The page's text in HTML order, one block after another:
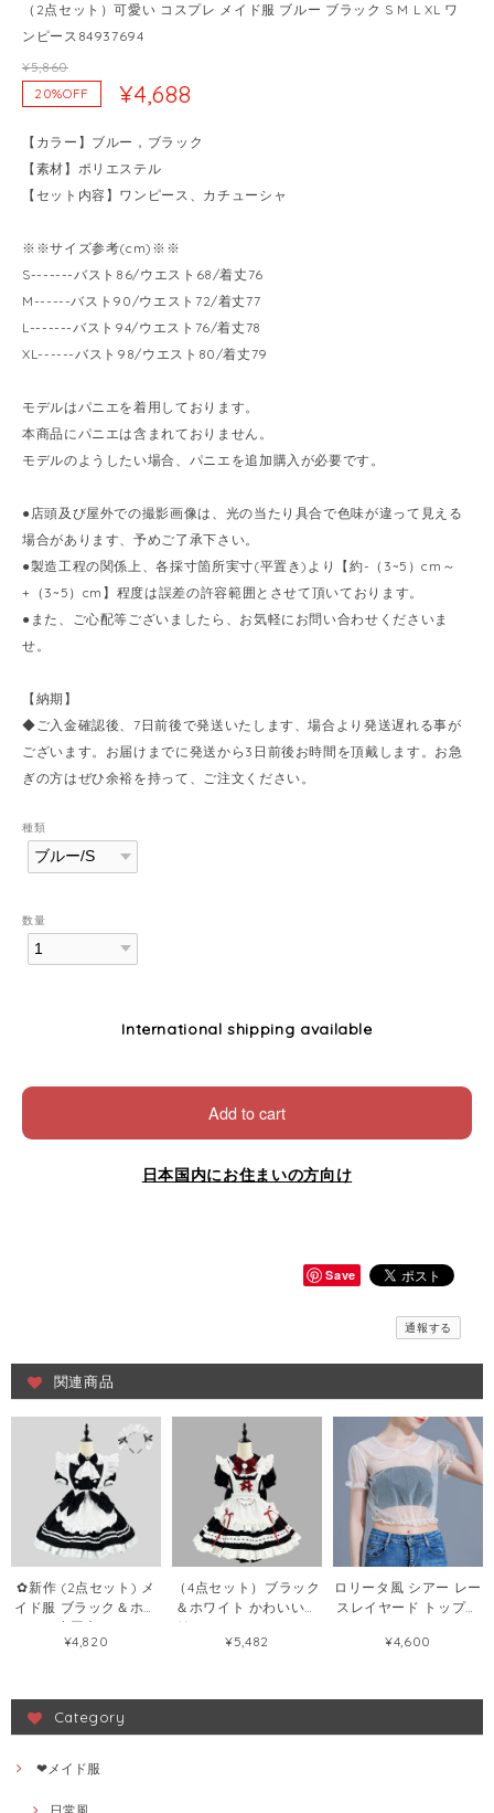
（2点セット）可愛い コスプレ メイド服 ブルー ブラック S M L XL ワ
ンピース84937694
¥5,860
20%OFF
¥4,688
【カラー】ブルー，ブラック
【素材】ポリエステル
【セット内容】ワンピース、カチューシャ
※※サイズ参考(cm)※※
S-------バスト86/ウエスト68/着丈76
M------バスト90/ウエスト72/着丈77
L-------バスト94/ウエスト76/着丈78
XL------バスト98/ウエスト80/着丈79
モデルはパニエを着用しております。
本商品にパニエは含まれておりません。
モデルのようしたい場合、パニエを追加購入が必要です。
●店頭及び屋外での撮影画像は、光の当たり具合で色味が違って見える
場合があります、予めご了承下さい。
●製造工程の関係上、各採寸箇所実寸(平置き)より【約-（3~5）cm～
+（3~5）cm】程度は誤差の許容範囲とさせて頂いております。
●また、ご心配等ございましたら、お気軽にお問い合わせくださいま
せ。
【納期】
◆ご入金確認後、7日前後で発送いたします、場合より発送遅れる事が
ございます。お届けまでに発送から3日前後お時間を頂戴します。お急
ぎの方はぜひ余裕を持って、ご注文ください。
種類
数量
International shipping available
Add to cart
日本国内にお住まいの方向け
Save
通報する
関連商品
✿新作 (2点セット) メ
イド服 ブラック＆ホワ
イトの小悪魔 ロリータ
系かわいい お料理娘コ
¥4,820
（4点セット）ブラック
＆ホワイト かわいい軟
妹メイドロリータワン
ピース メイド服 軟妹カ
¥5,482
ロリータ風 シアー レー
スレイヤード トップス
ンナー ブラウス
¥4,600
Category
❤メイド服